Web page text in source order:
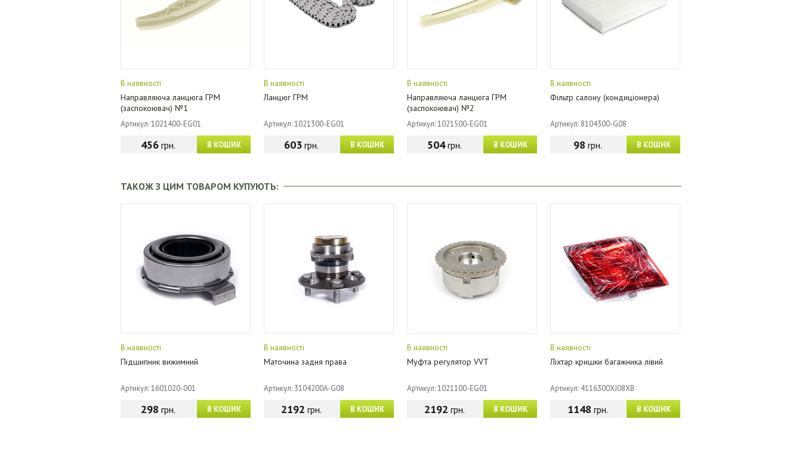
В наявності
Направляюча ланцюга ГРМ
(заспокоювач) №1
Артикул: 1021400-EG01
В КОШИК
456грн.
В наявності
Ланцюг ГРМ
Артикул: 1021300-EG01
В КОШИК
603грн.
В наявності
Направляюча ланцюга ГРМ
(заспокоювач) №2
Артикул: 1021500-EG01
В КОШИК
504грн.
В наявності
Фільтр салону (кондиціонера)
Артикул: 8104300-G08
В КОШИК
98 грн.
ТАКОЖ З ЦИМ ТОВАРОМ КУПУЮТЬ:
В наявності
Підшипник вижимний
Артикул: 1601020-001
В КОШИК
298 грн.
В наявності
Маточина задня права
Артикул: 3104200A-G08
В КОШИК
2192 грн.
В наявності
Муфта регулятор VVT
Артикул: 1021100-EG01
В КОШИК
2192 грн.
В наявності
Ліхтар кришки багажника лівий
Артикул: 4116300XJ08XB
В КОШИК
1148 грн.